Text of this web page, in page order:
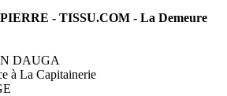
- TISSU.COM - La Demeure
DAUGA
à La Capitainerie